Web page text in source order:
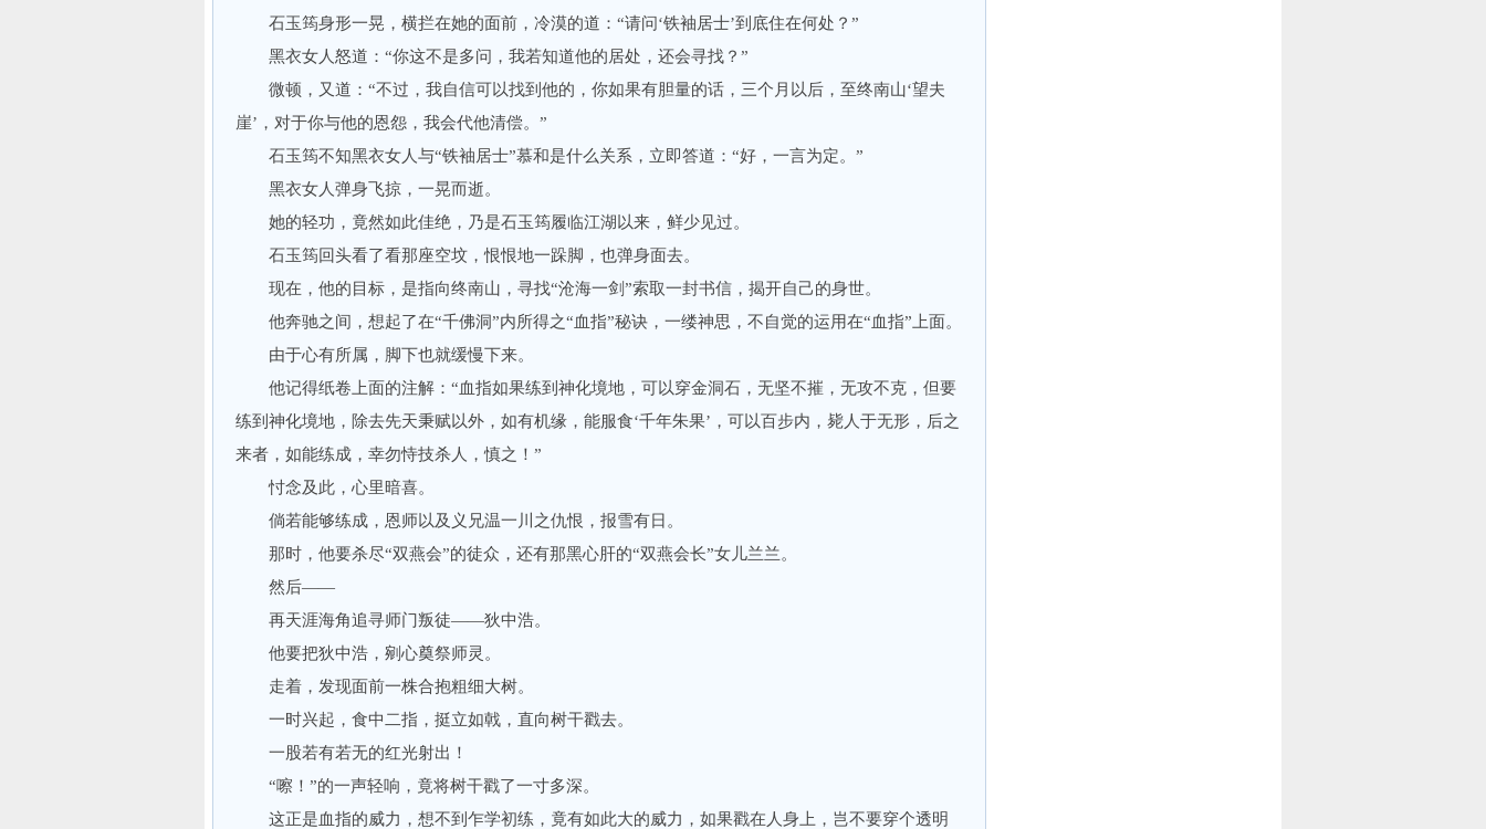
石玉筠身形一晃，横拦在她的面前，冷漠的道：“请问‘铁袖居士’到底住在何处？”
黑衣女人怒道：“你这不是多问，我若知道他的居处，还会寻找？”
微顿，又道：“不过，我自信可以找到他的，你如果有胆量的话，三个月以后，至终南山‘望夫
崖’，对于你与他的恩怨，我会代他清偿。”
石玉筠不知黑衣女人与“铁袖居士”慕和是什么关系，立即答道：“好，一言为定。”
黑衣女人弹身飞掠，一晃而逝。
她的轻功，竟然如此佳绝，乃是石玉筠履临江湖以来，鲜少见过。
石玉筠回头看了看那座空坟，恨恨地一跺脚，也弹身面去。
现在，他的目标，是指向终南山，寻找“沧海一剑”索取一封书信，揭开自己的身世。
他奔驰之间，想起了在“千佛洞”内所得之“血指”秘诀，一缕神思，不自觉的运用在“血指”上面。
由于心有所属，脚下也就缓慢下来。
他记得纸卷上面的注解：“血指如果练到神化境地，可以穿金洞石，无坚不摧，无攻不克，但要
练到神化境地，除去先天秉赋以外，如有机缘，能服食‘千年朱果’，可以百步内，毙人于无形，后之
来者，如能练成，幸勿恃技杀人，慎之！”
忖念及此，心里暗喜。
倘若能够练成，恩师以及义兄温一川之仇恨，报雪有日。
那时，他要杀尽“双燕会”的徒众，还有那黑心肝的“双燕会长”女儿兰兰。
然后——
再天涯海角追寻师门叛徒——狄中浩。
他要把狄中浩，剜心奠祭师灵。
走着，发现面前一株合抱粗细大树。
一时兴起，食中二指，挺立如戟，直向树干戳去。
一股若有若无的红光射出！
“嚓！”的一声轻响，竟将树干戳了一寸多深。
这正是血指的威力，想不到乍学初练，竟有如此大的威力，如果戳在人身上，岂不要穿个透明